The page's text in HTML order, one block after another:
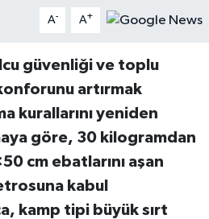
A- A+
güvenliği ve toplu
artırmak
kurallarını yeniden
göre, 30 kilogramdan
cmebatlarını aşan
kabul
kamp tipi büyük sırt